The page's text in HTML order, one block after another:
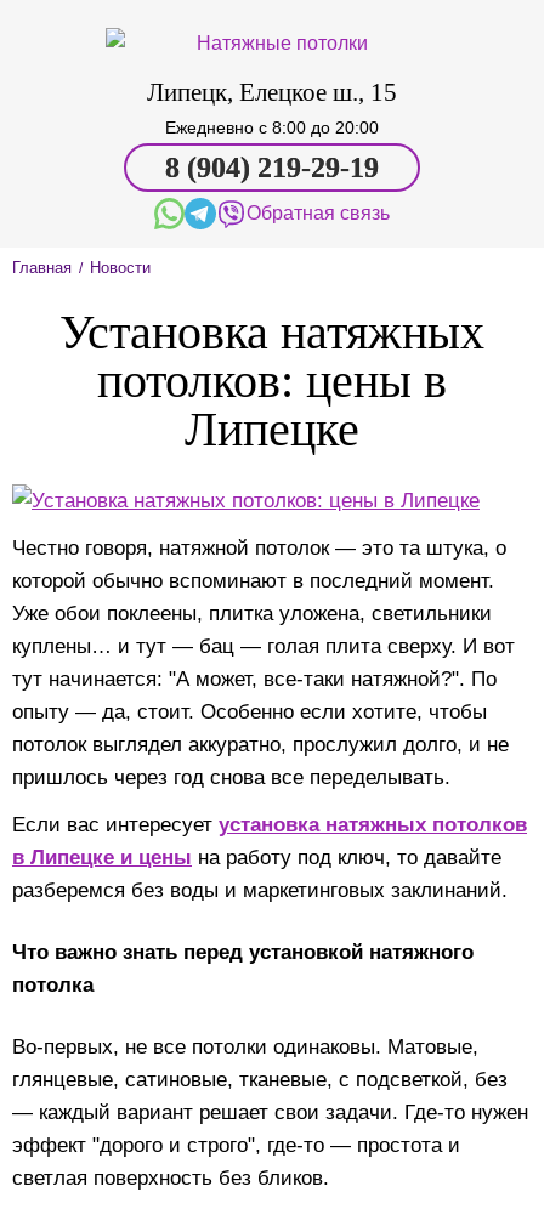
Липецк, Елецкое ш., 15
Ежедневно c 8:00 до 20:00
8 (904) 219-29-19
Обратная связь
Главная / Новости
Установка натяжных
потолков: цены в
Липецке
Честно говоря, натяжной потолок — это та штука, о
которой обычно вспоминают в последний момент.
Уже обои поклеены, плитка уложена, светильники
куплены… и тут — бац — голая плита сверху. И вот
тут начинается: "А может, все-таки натяжной?". По
опыту — да, стоит. Особенно если хотите, чтобы
потолок выглядел аккуратно, прослужил долго, и не
пришлось через год снова все переделывать.
Если вас интересует установка натяжных потолков
в Липецке и цены на работу под ключ, то давайте
разберемся без воды и маркетинговых заклинаний.
Что важно знать перед установкой натяжного
потолка
Во-первых, не все потолки одинаковы. Матовые,
глянцевые, сатиновые, тканевые, с подсветкой, без
— каждый вариант решает свои задачи. Где-то нужен
эффект "дорого и строго", где-то — простота и
светлая поверхность без бликов.